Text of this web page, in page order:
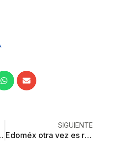
policial en Edoméx
SIGUIENTE
Edoméx otra vez es rojo